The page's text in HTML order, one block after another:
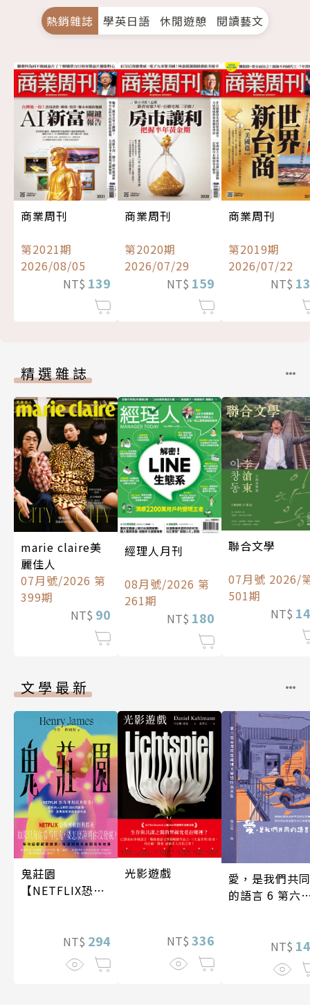
熱銷雜誌 學英日語 休閒遊憩 閱讀藝文
商業周刊
第2021期
2026/08/05
NT$ 139
商業周刊
第2020期
2026/07/29
NT$ 159
商業周刊
第2019期
2026/07/22
NT$
精選雜誌
marie claire美
麗佳人
07月號/2026 第
399期
NT$ 90
經理人月刊
08月號/2026 第
261期
NT$ 180
聯合文學
07月號 2026/
501期
NT$
文學最新
鬼莊園
【NETFLIX恐怖
NT$ 294
光影遊戲
NT$ 336
愛，是我們共同
的語言 6 第六
NT$